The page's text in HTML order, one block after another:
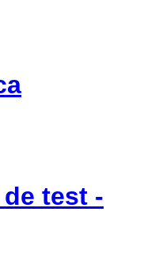
test -